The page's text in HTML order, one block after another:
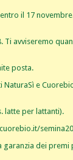
il 17
Ti avviseremo
posta.
NaturaSì e
latte per lattanti).
garanzia dei premi